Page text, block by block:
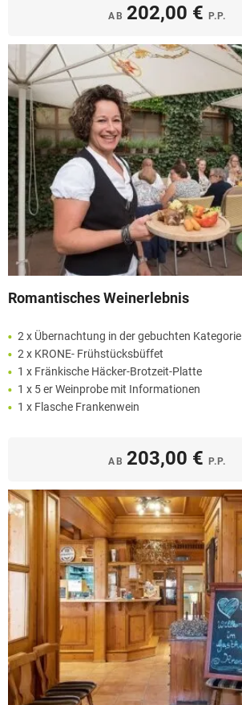
AB 202,00 € P.P.
Romantisches Weinerlebnis
2 x Übernachtung in der gebuchten Kategorie
2 x KRONE- Frühstücksbüffet
1 x Fränkische Häcker-Brotzeit-Platte
1 x 5 er Weinprobe mit Informationen
1 x Flasche Frankenwein
AB 203,00 € P.P.